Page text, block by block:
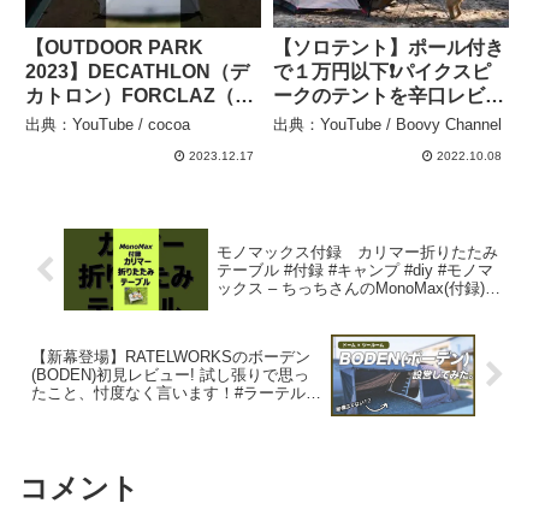
【OUTDOOR PARK
2023】DECATHLON（デ
カトロン）FORCLAZ（フ
ォルクラ）トレッキング
ホワイトエディションの紹
出典：YouTube / cocoa
2023.12.17
【ソロテント】ポール付き
で１万円以下❗️パイクスピ
ークのテントを辛口レビュ
ー【テントレビュー】 –
出典：YouTube / Boovy Channel
2022.10.08
モノマックス付録 カリマー折りたたみ
テーブル #付録 #キャンプ #diy #モノマ
ックス – ちっちさんのMonoMax(付録)レ
【新幕登場】RATELWORKSのボーデン
(BODEN)初見レビュー! 試し張りで思っ
たこと、忖度なく言います！#ラーテルワ
コメント